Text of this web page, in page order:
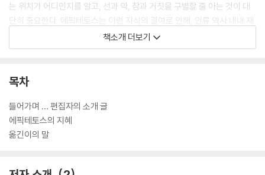
는 위치가 어디인지를 알고, 선과 악, 참과 거짓을 구별할 줄 아는 것이 대
단히 중요한다. 에픽테토스는 이런 지식의 결여로 인해, 인류 역사 내내 재
앙과 실수가 끊이지 않았다고 분석한다.
아테네의 아고라에서 시작했으며, 미덕을 실천하는 삶을 잘 사는 삶으로
중과 인내, 자제, 정의를 실천할 것을 강조했다. 그들은 미덕만이 인간에게
유일하게 유익하다고 가르쳤다. 건강과 부(富)와 쾌락 같은 외적인 것들은
그 자체로는 좋지도 않고 나쁘지도 않으며 미덕을 실천하는 바탕이 될 때
책소개 더보기
목차
들어가며 … 편집자의 소개 글
에픽테토스의 지혜
옮긴이의 말